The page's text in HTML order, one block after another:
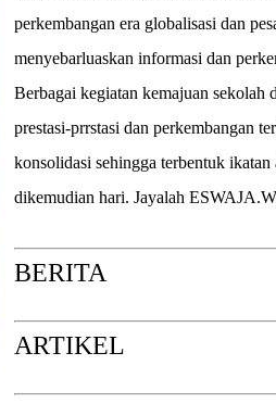
perkembangan era globalisasi dan
menyebarluaskan informasi dan
Berbagai kegiatan kemajuan sekolah
prestasi-prrstasi dan perkembangan
konsolidasi sehingga terbentuk
dikemudian hari. Jayalah
BERITA
ARTIKEL